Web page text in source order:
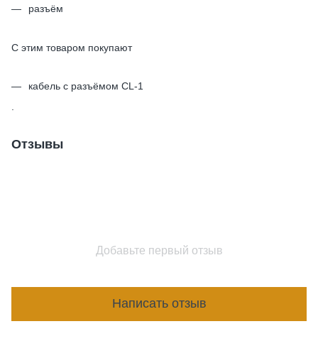
разъём
С этим товаром покупают
кабель с разъёмом CL-1
Отзывы
Добавьте первый отзыв
Написать отзыв